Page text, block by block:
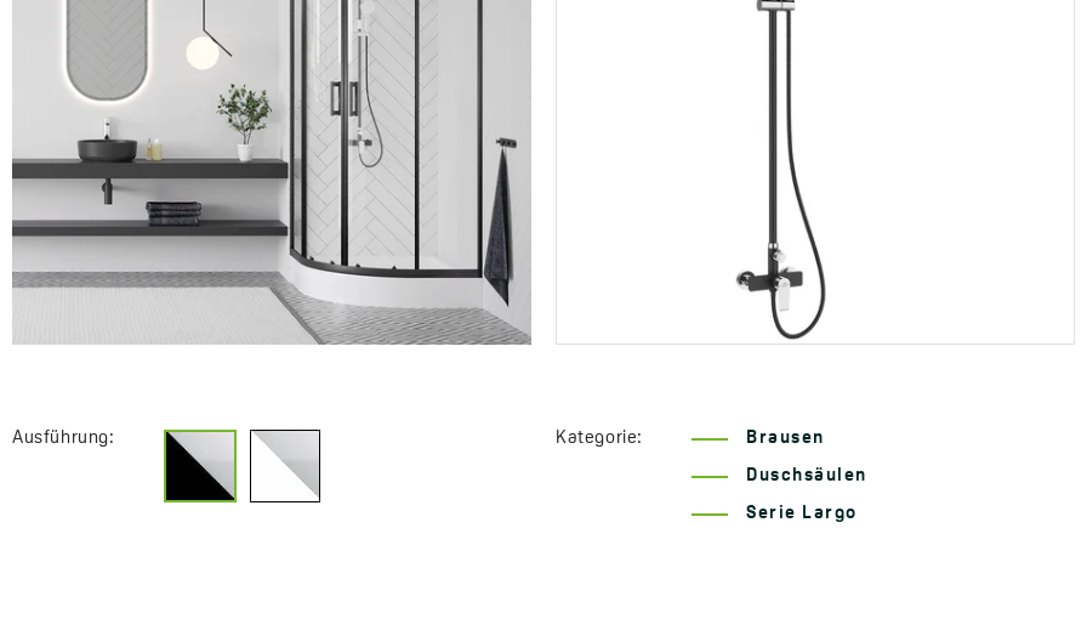
Ausführung: Kategorie: Brausen
Duschsäulen
Serie Largo